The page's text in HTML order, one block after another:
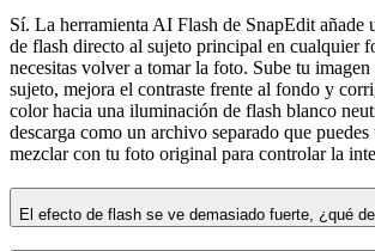
Sí. La herramienta AI Flash de SnapEdit añade
de flash directo al sujeto principal en cualquier
necesitas volver a tomar la foto. Sube tu
sujeto, mejora el contraste frente al fondo y
color hacia una iluminación de flash blanco
descarga como un archivo separado que
mezclar con tu foto original para controlar la
El efecto de flash se ve demasiado fuerte, ¿qué